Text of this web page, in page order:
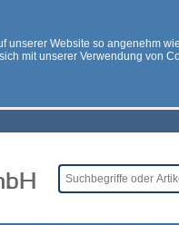
unserer Website so angenehm
mit unserer Verwendung von